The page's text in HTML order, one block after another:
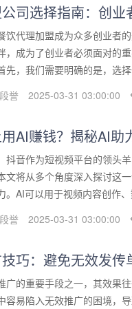
司选择指南：创业
饮代理加盟成为众多创业者
，成为了创业者必须面对的
先，我们需要明确的是，选
誉
2025-03-31 03:00:00
AI赚钱？揭秘AI助
抖音作为短视频平台的领头
文将从多个角度深入探讨这
。AI可以用于视频内容创作
誉
2025-03-31 03:00:00
巧：避免无效发
广的重要手段之一，其效果
容易陷入无效推广的困境，